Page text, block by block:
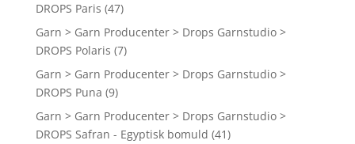
DROPS Paris (47)
Garn > Garn Producenter > Drops Garnstudio >
DROPS Polaris (7)
Garn > Garn Producenter > Drops Garnstudio >
DROPS Puna (9)
Garn > Garn Producenter > Drops Garnstudio >
DROPS Safran - Egyptisk bomuld (41)